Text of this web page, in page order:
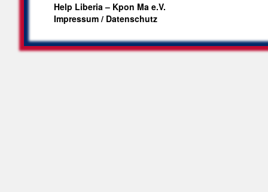
Help Liberia – Kpon Ma e.V.
Impressum / Datenschutz